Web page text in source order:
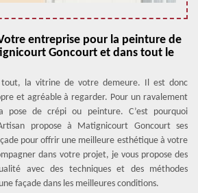
entreprise pour la peinture de
Goncourt et dans tout le
la vitrine de votre demeure. Il est donc
et agréable à regarder. Pour un ravalement
pose de crépi ou peinture. C’est pourquoi
propose à Matignicourt Goncourt ses
pour offrir une meilleure esthétique à votre
dans votre projet, je vous propose des
avec des techniques et des méthodes
façade dans les meilleures conditions.